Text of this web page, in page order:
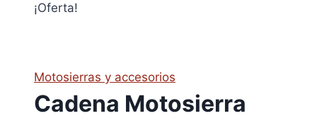
¡Oferta!
Motosierras y accesorios
Cadena Motosierra